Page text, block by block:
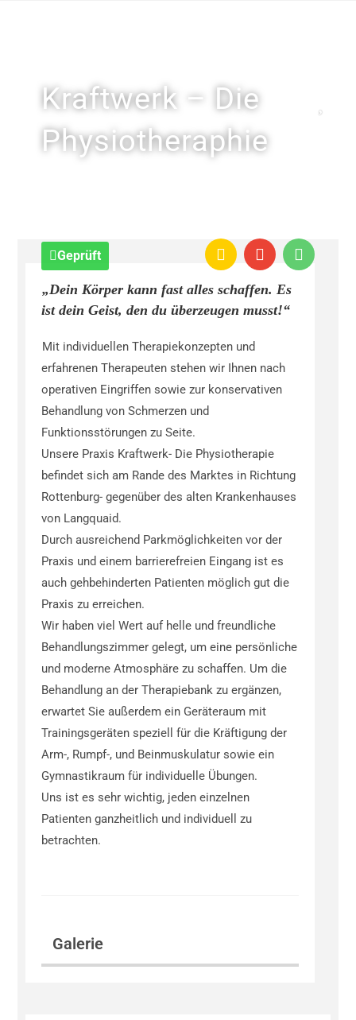
Kraftwerk – Die
Physiotheraphie
Geprüft
„Dein Körper kann fast alles schaffen. Es
ist dein Geist, den du überzeugen musst!“
Mit individuellen Therapiekonzepten und
erfahrenen Therapeuten stehen wir Ihnen nach
operativen Eingriffen sowie zur konservativen
Behandlung von Schmerzen und
Funktionsstörungen zu Seite.
Unsere Praxis Kraftwerk- Die Physiotherapie
befindet sich am Rande des Marktes in Richtung
Rottenburg- gegenüber des alten Krankenhauses
von Langquaid.
Durch ausreichend Parkmöglichkeiten vor der
Praxis und einem barrierefreien Eingang ist es
auch gehbehinderten Patienten möglich gut die
Praxis zu erreichen.
Wir haben viel Wert auf helle und freundliche
Behandlungszimmer gelegt, um eine persönliche
und moderne Atmosphäre zu schaffen. Um die
Behandlung an der Therapiebank zu ergänzen,
erwartet Sie außerdem ein Geräteraum mit
Trainingsgeräten speziell für die Kräftigung der
Arm-, Rumpf-, und Beinmuskulatur sowie ein
Gymnastikraum für individuelle Übungen.
Uns ist es sehr wichtig, jeden einzelnen
Patienten ganzheitlich und individuell zu
betrachten.
Galerie